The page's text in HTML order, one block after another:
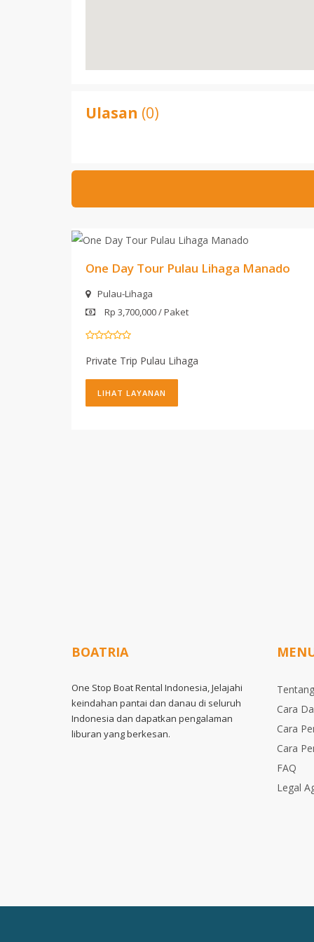
Ulasan (0)
One Day Tour Pulau Lihaga Manado
Pulau-Lihaga
Rp 3,700,000 / Paket
Private Trip Pulau Lihaga
LIHAT LAYANAN
BOATRIA
One Stop Boat Rental Indonesia, Jelajahi
keindahan pantai dan danau di seluruh
Indonesia dan dapatkan pengalaman
liburan yang berkesan.
Cara
Cara
Cara
FAQ
Legal